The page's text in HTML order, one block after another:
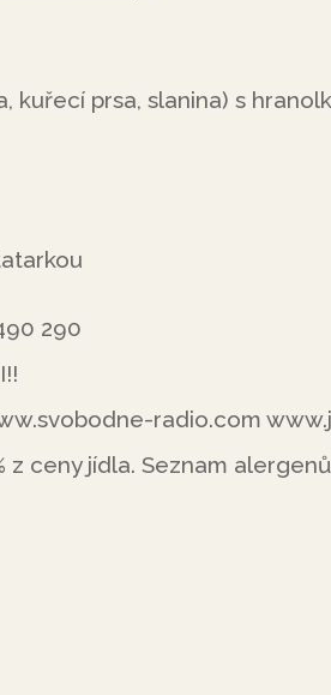
kuřecí prsa, slanina) s
290
radio.com
ceny jídla. Seznam